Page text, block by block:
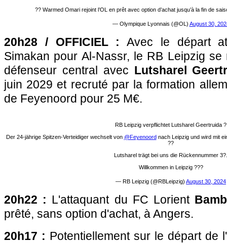
?? Warmed Omari rejoint l’OL en prêt avec option d’achat jusqu’à la fin de
— Olympique Lyonnais (@OL) August 30,
20h28 / OFFICIEL : Avec le départ
Simakan pour Al-Nassr, le RB Leipzig
défenseur central avec Lutsharel
juin 2029 et recruté par la formation
de Feyenoord pour 25 M€.
RB Leipzig verpflichtet Lutsharel Geertruida ?
Der 24-jährige Spitzen-Verteidiger wechselt von @Feyenoordnach Leipzig und wird mit
??
Lutsharel trägt bei uns die Rückennummer 3?.
Willkommen in Leipzig ???
— RB Leipzig (@RBLeipzig) August 30, 2024
20h22 : L'attaquant du FC Lorient
prêté, sans option d'achat, à Angers.
20h17 : Potentiellement sur le départ de